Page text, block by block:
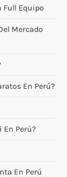
Full Equipo
Mercado
En Perú?
En Perú?
En Perú